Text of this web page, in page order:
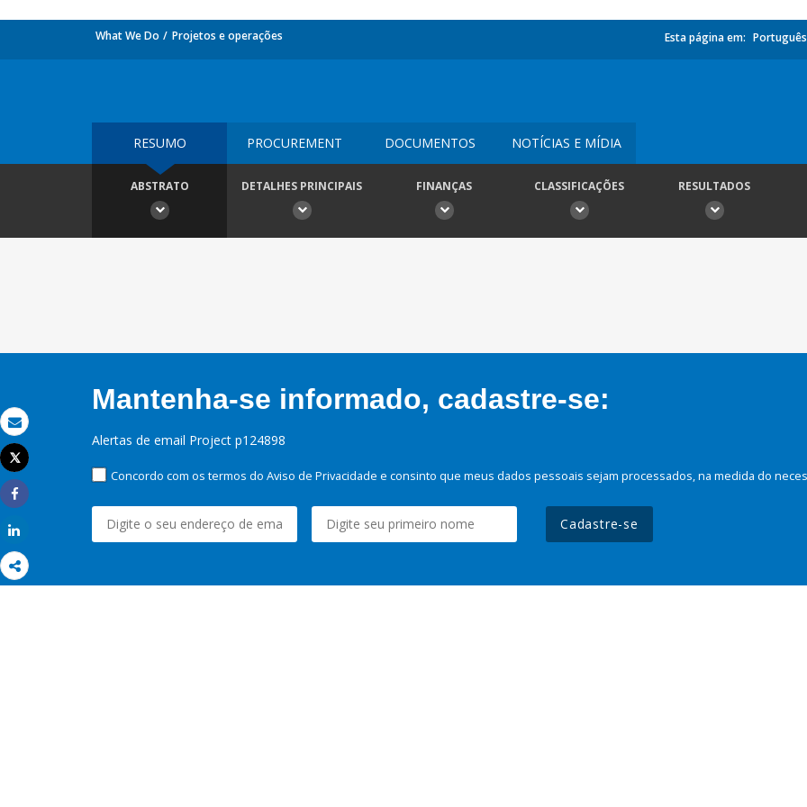
Email
Imprimir
Tweet
Share
What We Do Projetos e operações Esta página em: Português
RESUMO PROCUREMENT DOCUMENTOS NOTÍCIAS E MÍDIA
ABSTRATO DETALHES PRINCIPAIS FINANÇAS CLASSIFICAÇÕES RESULTADOS
Mantenha-se informado, cadastre-se:
Alertas de email Project p124898
Concordo com os termos do Aviso de Privacidade e consinto que meus dados pessoais sejam processados, na medida do
Cadastre-se